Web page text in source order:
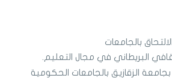
بالجامعات
البريطاني في مجال التعليم.
الزقازيق بالجامعات الحكومية